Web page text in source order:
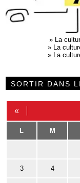
» La
» La
» La
SORTIR DANS
«
L M
3 4